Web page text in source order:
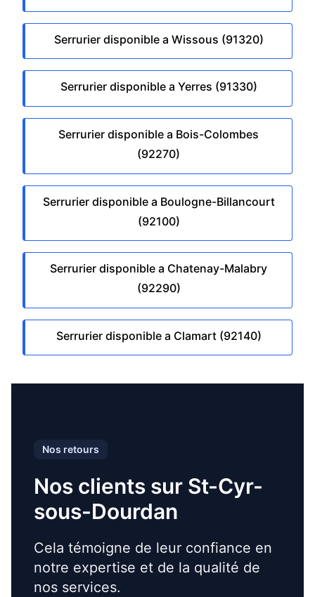
Serrurier disponible a Wissous (91320)
Serrurier disponible a Yerres (91330)
Serrurier disponible a Bois-Colombes
(92270)
Serrurier disponible a Boulogne-Billancourt
(92100)
Serrurier disponible a Chatenay-Malabry
(92290)
Serrurier disponible a Clamart (92140)
Nos retours
Nos clients sur St-Cyr-
sous-Dourdan
Cela témoigne de leur confiance en
notre expertise et de la qualité de
nos services.